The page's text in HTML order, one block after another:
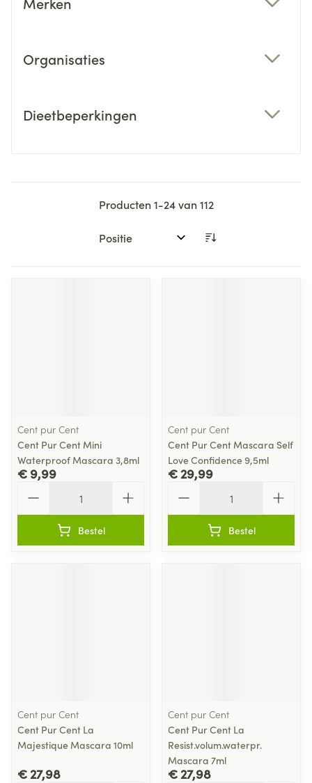
Organisaties
Dieetbeperkingen
Producten1-24van112
Sorteer op:
Cent pur Cent
Cent Pur Cent Mini
Waterproof Mascara 3,8ml
€ 9,99
Bestel
Cent pur Cent
Cent Pur Cent Mascara Self
Love Confidence 9,5ml
€ 29,99
Bestel
Cent pur Cent
Cent Pur Cent La
Majestique Mascara 10ml
€ 27,98
Cent pur Cent
Cent Pur Cent La
Resist.volum.waterpr.
Mascara 7ml
€ 27,98